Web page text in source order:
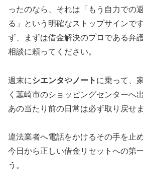
ったのなら、それは「もう自力での
る」という明確なストップサインで
ず、まずは借金解決のプロである弁
相談に頼ってください。
週末にシエンタや ノート に乗って、
く韮崎市のショッピングセンターへ
あの当たり前の日常は必ず取り戻せま
違法業者へ電話をかけるその手を止
今日から正しい借金リセットへの第
う。